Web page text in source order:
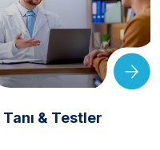
Tanı & Testler